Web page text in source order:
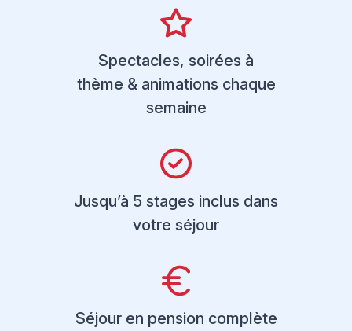
Spectacles, soirées à
thème & animations chaque
semaine
Jusqu’à 5 stages inclus dans
votre séjour
Séjour en pension complète